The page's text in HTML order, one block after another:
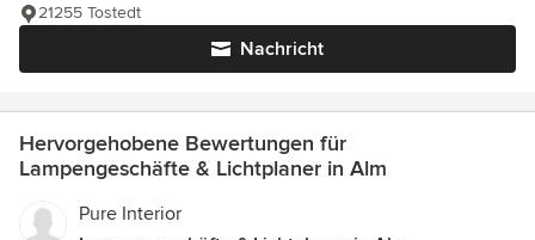
Nachricht
21255 Tostedt
Hervorgehobene Bewertungen für
Lampengeschäfte & Lichtplaner in Alm
Pure Interior